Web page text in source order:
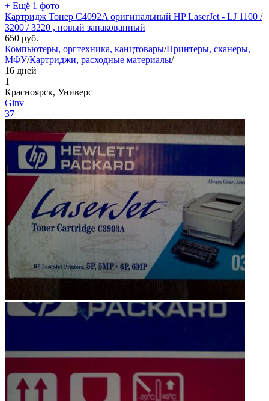
+ Ещё 1 фото
Картридж Тонер C4092A оригинальный HP LaserJet - LJ 1100 /
3200 / 3220 , новый запакованный
650 руб.
Компьютеры, оргтехника, канцтовары/Принтеры, сканеры,
МФУ/Картриджи, расходные материалы/
16 дней
1
Красноярск, Универс
Ginv
37